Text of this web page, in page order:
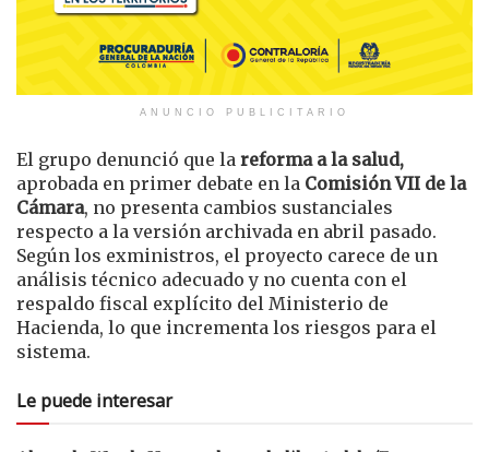
ANUNCIO PUBLICITARIO
El grupo denunció que la reforma a la salud,
aprobada en primer debate en la Comisión VII de la
Cámara, no presenta cambios sustanciales
respecto a la versión archivada en abril pasado.
Según los exministros, el proyecto carece de un
análisis técnico adecuado y no cuenta con el
respaldo fiscal explícito del Ministerio de
Hacienda, lo que incrementa los riesgos para el
sistema.
Le puede interesar